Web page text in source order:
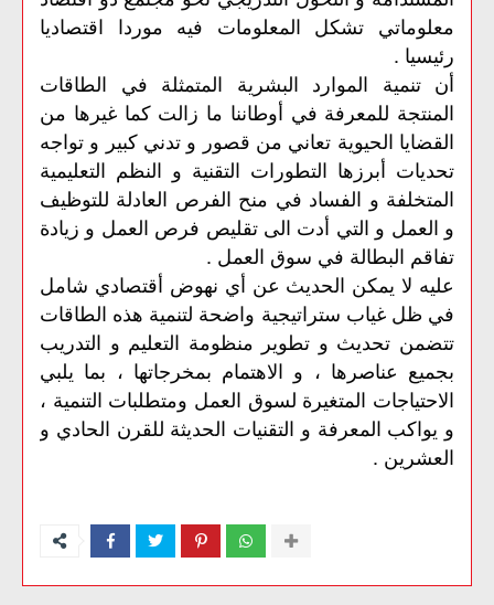
معلوماتي تشكل المعلومات فيه موردا اقتصاديا
رئيسيا .
أن تنمية الموارد البشرية المتمثلة في الطاقات
المنتجة للمعرفة في أوطاننا ما زالت كما غيرها من
القضايا الحيوية تعاني من قصور و تدني كبير و تواجه
تحديات أبرزها التطورات التقنية و النظم التعليمية
المتخلفة و الفساد في منح الفرص العادلة للتوظيف
و العمل و التي أدت الى تقليص فرص العمل و زيادة
تفاقم البطالة في سوق العمل .
عليه لا يمكن الحديث عن أي نهوض أقتصادي شامل
في ظل غياب ستراتيجية واضحة لتنمية هذه الطاقات
تتضمن تحديث و تطوير منظومة التعليم و
التدريب
بجميع عناصرها ، و الاهتمام بمخرجاتها ، بما يلبي
الاحتياجات
المتغيرة لسوق العمل ومتطلبات التنمية ،
و يواكب المعرفة و التقنيات الحديثة للقرن الحادي و
العشرين .